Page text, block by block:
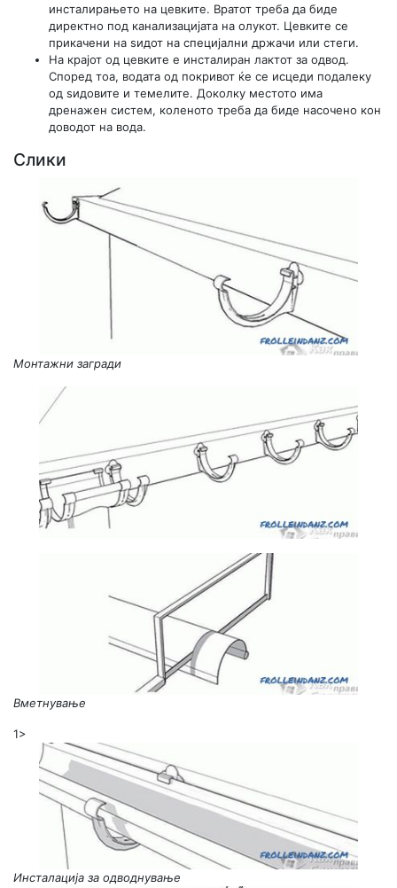
инсталирањето на цевките. Вратот треба да биде
директно под канализацијата на олукот. Цевките се
прикачени на ѕидот на специјални држачи или стеги.
На крајот од цевките е инсталиран лактот за одвод.
Според тоа, водата од покривот ќе се исцеди подалеку
од ѕидовите и темелите. Доколку местото има
дренажен систем, коленото треба да биде насочено кон
доводот на вода.
Слики
Монтажни загради
Вметнување
1>
Инсталација за одводнување